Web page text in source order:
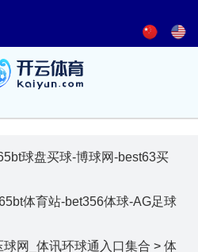
球盘买球-博球网-best63买
体育站-bet356体球-AG足球
网_体讯环球通入口集合 > 体